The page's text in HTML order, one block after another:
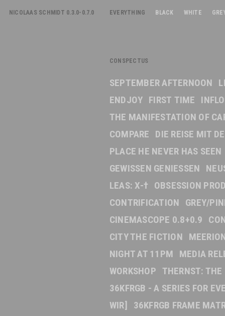
NICOLAAS SCHMIDT 0.3.0-0.7.0 EVERYTHING BLACK WHITE
CONSPECTUS
SEPTEMBER AFTERNOON
ENDJOY FIRST TIME
THE MANIFESTATION OF
COMPARE
DIE REISE MIT
PLACE HE NEVER HAS SEEN
GEWISSEN GENIESSEN
LEAS: X-†
OBSESSION
CONTRIFICATION
GREY/
CINEMASCOPE 0.8+0.9
CITY THE FICTION
NIGHT AT 11PM
MEDIA
WORKSHOP THERNST: THE
36KFRGB - A SERIES FOR
WIR]
36KFRGB FRAME